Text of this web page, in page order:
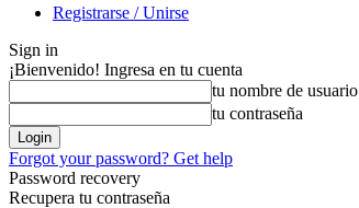
Registrarse / Unirse
Sign in
¡Bienvenido! Ingresa en tu cuenta
tu nombre de usuario
tu contraseña
Forgot your password? Get help
Password recovery
Recupera tu contraseña